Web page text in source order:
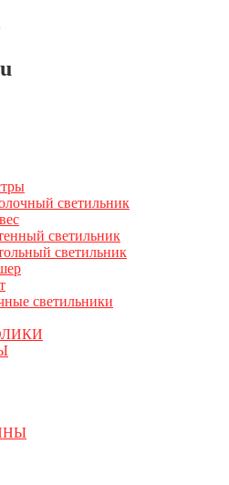
светильник
светильник
светильник
светильники